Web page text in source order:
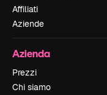
Affiliati
Aziende
Azienda
Prezzi
Chi siamo